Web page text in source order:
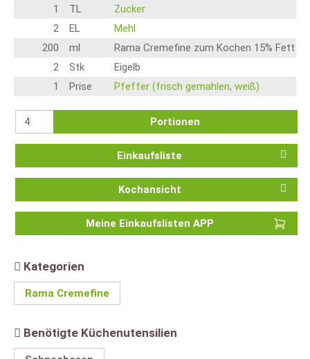
1
TL
Zucker
2
EL
Mehl
200
ml
Rama Cremefine zum Kochen 15% Fett
2
Stk
Eigelb
1
Prise Pfeffer (frisch gemahlen, weiß)
Portionen
Einkaufsliste
Kochansicht
Meine Einkaufslisten APP
Kategorien
Rama Cremefine
Benötigte Küchenutensilien